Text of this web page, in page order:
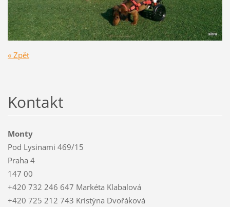
« Zpět
Kontakt
Monty
Pod Lysinami 469/15
Praha 4
147 00
+420 732 246 647 Markéta Klabalová
+420 725 212 743 Kristýna Dvořáková